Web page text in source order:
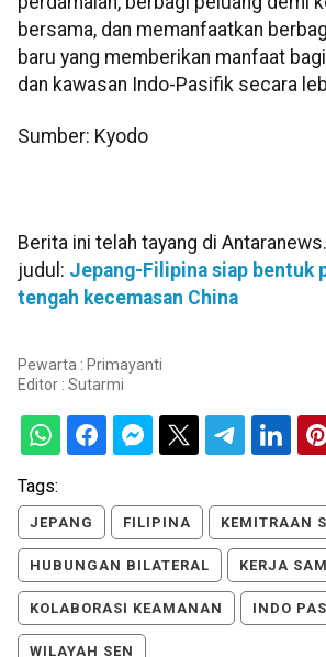
bersama, dan memanfaatkan
baru yang memberikan manfaat
dan kawasan Indo-Pasifik secara
Sumber: Kyodo
Berita ini telah tayang di
judul: Jepang-Filipina siap bentuk
tengah kecemasan China
Pewarta : Primayanti
Editor : Sutarmi
Tags:
JEPANG FILIPINA KEMITRAAN
HUBUNGAN BILATERAL KERJA
KOLABORASI KEAMANAN INDO
WILAYAH SEN